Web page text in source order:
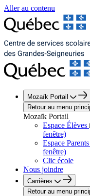
Aller au contenu
Mozaïk Portail
Retour au menu
Mozaïk Portail
Espace Élèves
fenêtre)
Espace Parents
fenêtre)
Clic école
Nous joindre
Carrières
Retour au menu